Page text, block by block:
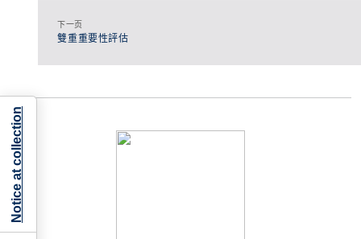
下一页
雙重重要性評估
Notice at collection